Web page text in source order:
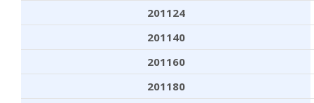
201124
201140
201160
201180